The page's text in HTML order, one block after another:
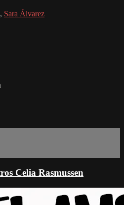
, Sara Álvarez
Celia Rasmussen